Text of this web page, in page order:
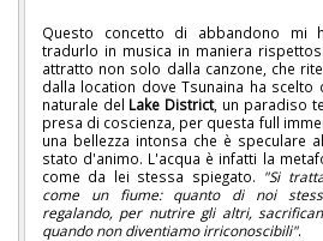
Questo concetto di abbandono mi
tradurlo in musica in maniera
attratto non solo dalla canzone, che
dalla location dove Tsunaina ha
naturale del Lake District, un paradiso
presa di coscienza, per questa full
una bellezza intonsa che è speculare
stato d'animo. L'acqua è infatti la
come da lei stessa spiegato. "Si
come un fiume: quanto di noi
regalando, per nutrire gli altri,
quando non diventiamo irriconoscibili".